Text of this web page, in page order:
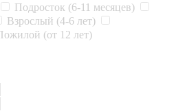
Подросток (6-11 месяцев)
Взрослый (4-6 лет)
(от 12 лет)